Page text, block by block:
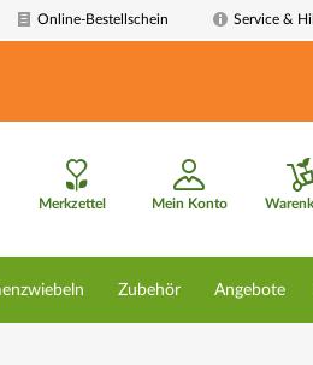
Online-Bestellschein Service &
Merkzettel Mein Konto
Zubehör Angebote